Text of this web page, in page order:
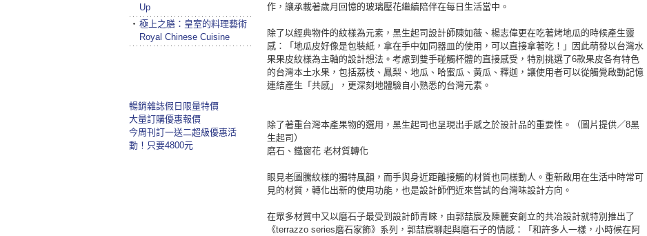
作，讓承載著歲月回憶的玻璃壓花繼續陪伴在每日生活當中。
除了以經典物件的紋樣為元素，黑生起司設計師陳如薇、楊志偉更在吃著烤地瓜的時候產生靈
感：「地瓜皮好像是包裝紙，拿在手中如同器皿的使用，可以直接拿著吃！」因此萌發以台灣水
果果皮紋樣為主軸的設計想法。考慮到雙手碰觸杯體的直接感受，特別挑選了6款果皮各有特色
的台灣本土水果，包括荔枝、鳳梨、地瓜、哈蜜瓜、黃瓜、釋迦，讓使用者可以從觸覺啟動記憶
連結產生「共感」，更深刻地體驗自小熟悉的台灣元素。
除了著重台灣本產果物的選用，黑生起司也呈現出手感之於設計品的重要性。（圖片提供／8黑
生起司）
磨石、鐵窗花 老材質轉化
眼見老圖騰紋樣的獨特風韻，而手與身近距離接觸的材質也同樣動人。重新啟用在生活中時常可
見的材質，轉化出新的使用功能，也是設計師們近來嘗試的台灣味設計方向。
在眾多材質中又以磨石子最受到設計師青睞，由郭喆宸及陳麗安創立的共冶設計就特別推出了
《terrazzo series磨石家飾》系列，郭喆宸聊起與磨石子的情感：「和許多人一樣，小時候在阿
Up
‧ 極上之膳：皇室的料理藝術
Royal Chinese Cuisine
暢銷雜誌假日限量特價
大量訂購優惠報價
今周刊訂一送二超級優惠活
動！只要4800元